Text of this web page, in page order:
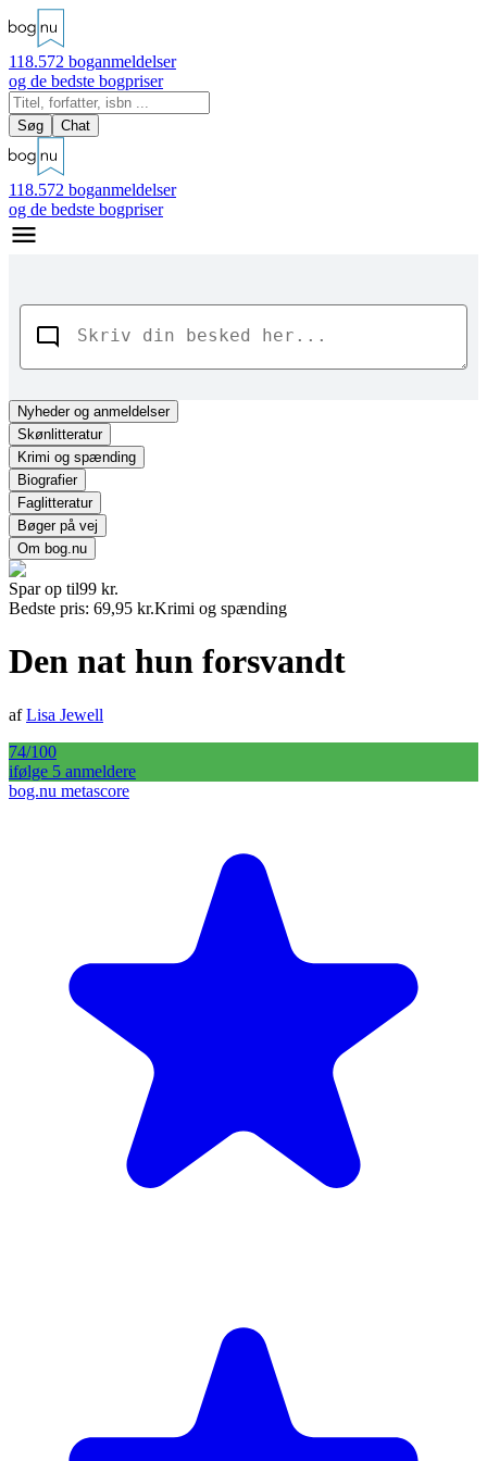
118.572 boganmeldelser
og de bedste bogpriser
Søg Chat
118.572 boganmeldelser
og de bedste bogpriser
Nyhederog anmeldelser
Skønlitteratur
Krimi og spænding
Biografier
Faglitteratur
Bøger på vej
Om bog.nu
Spar op til99 kr.
Bedste pris: 69,95 kr.Krimi og spænding
Den nat hun forsvandt
afLisa Jewell
74/100
ifølge 5 anmeldere
bog.nu metascore